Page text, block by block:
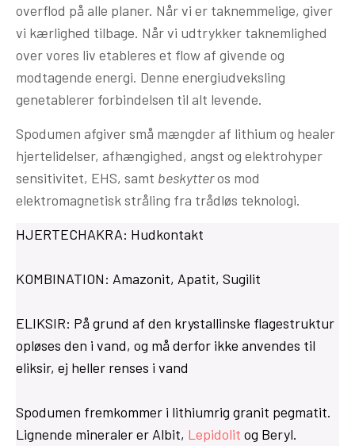
overflod på alle planer. Når vi er taknemmelige, giver
vi kærlighed tilbage. Når vi udtrykker taknemlighed
over vores liv etableres et flow af givende og
modtagende energi. Denne energiudveksling
genetablerer forbindelsen til alt levende.
Spodumen afgiver små mængder af lithium og healer
hjertelidelser, afhængighed, angst og elektrohyper
sensitivitet, EHS, samt beskytteros mod
elektromagnetisk stråling fra trådløs teknologi.
HJERTECHAKRA: Hudkontakt
KOMBINATION: Amazonit, Apatit, Sugilit
ELIKSIR: På grund af den krystallinske flagestruktur
opløses den i vand, og må derfor ikke anvendes til
eliksir, ej heller renses i vand
Spodumen fremkommer i lithiumrig granit pegmatit.
Lignende mineraler er Albit, Lepidolit og Beryl.